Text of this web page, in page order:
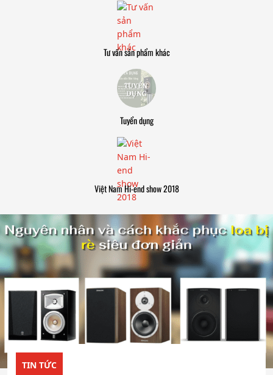
Tư vấn sản phẩm khác
Tuyển dụng
Việt Nam Hi-end show 2018
TIN TỨC